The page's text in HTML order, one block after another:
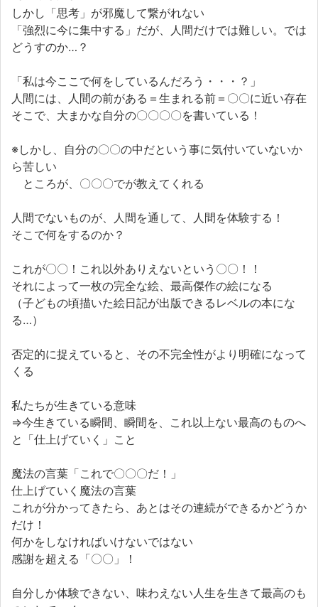
しかし「思考」が邪魔して繋がれない
「強烈に今に集中する」だが、人間だけでは難しい。では
どうすのか…？
「私は今ここで何をしているんだろう・・・？」
人間には、人間の前がある＝生まれる前＝〇〇に近い存在
そこで、大まかな自分の〇〇〇〇を書いている！
※しかし、自分の〇〇の中だという事に気付いていないか
ら苦しい
ところが、〇〇〇でが教えてくれる
人間でないものが、人間を通して、人間を体験する！
そこで何をするのか？
これが〇〇！これ以外ありえないという〇〇！！
それによって一枚の完全な絵、最高傑作の絵になる
（子どもの頃描いた絵日記が出版できるレベルの本にな
る…）
否定的に捉えていると、その不完全性がより明確になって
くる
私たちが生きている意味
⇒今生きている瞬間、瞬間を、これ以上ない最高のものへ
と「仕上げていく」こと
魔法の言葉「これで〇〇〇だ！」
仕上げていく魔法の言葉
これが分かってきたら、あとはその連続ができるかどうか
だけ！
何かをしなければいけないではない
感謝を超える「〇〇」！
自分しか体験できない、味わえない人生を生きて最高のも